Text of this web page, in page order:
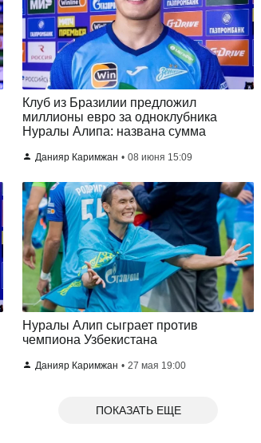
Клуб из Бразилии предложил
миллионы евро за одноклубника
Нуралы Алипа: названа сумма
Данияр Каримжан 08 июня 15:09
Нуралы Алип сыграет против
чемпиона Узбекистана
Данияр Каримжан 27 мая 19:00
ПОКАЗАТЬ ЕЩЕ